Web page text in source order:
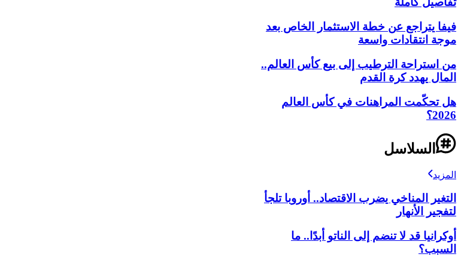
فيفا يتراجع عن خطة الاستثمار الخاص بعد
موجة انتقادات واسعة
من استراحة الترطيب إلى بيع كأس العالم..
المال يهدد كرة القدم
هل تحكّمت المراهنات في كأس العالم
2026؟
السلاسل
المزيد
التغير المناخي يضرب الاقتصاد.. أوروبا تلجأ
لتفجير الأنهار
أوكرانيا قد لا تنضم إلى الناتو أبدًا.. ما
السبب؟